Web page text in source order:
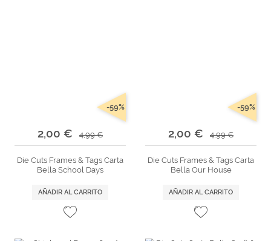
2,00 € 4,99 €
-59%
Die Cuts Frames & Tags Carta
Bella School Days
AÑADIR AL CARRITO
2,00 € 4,99 €
-59%
Die Cuts Frames & Tags Carta
Bella Our House
AÑADIR AL CARRITO